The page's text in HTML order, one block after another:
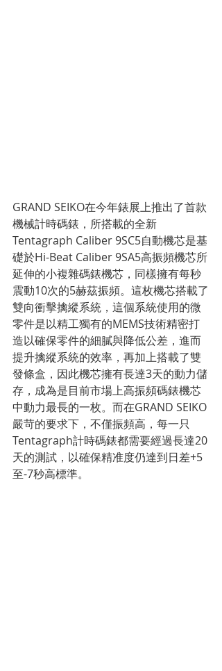
GRAND SEIKO在今年錶展上推出了首款
機械計時碼錶，所搭載的全新
Tentagraph Caliber 9SC5自動機芯是基
礎於Hi-Beat Caliber 9SA5高振頻機芯所
延伸的小複雜碼錶機芯，同樣擁有每秒
震動10次的5赫茲振頻。這枚機芯搭載了
雙向衝擊擒縱系統，這個系統使用的微
零件是以精工獨有的MEMS技術精密打
造以確保零件的細膩與降低公差，進而
提升擒縱系統的效率，再加上搭載了雙
發條盒，因此機芯擁有長達3天的動力儲
存，成為是目前市場上高振頻碼錶機芯
中動力最長的一枚。而在GRAND SEIKO
嚴苛的要求下，不僅振頻高，每一只
Tentagraph計時碼錶都需要經過長達20
天的測試，以確保精准度仍達到日差+5
至-7秒高標準。